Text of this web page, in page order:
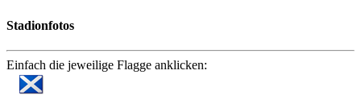
Stadionfotos
Einfach die jeweilige Flagge anklicken: